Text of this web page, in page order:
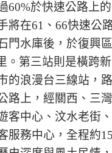
60%於快速公路上
將在61、66快速公
門水庫後，於復興
。第三站則是橫跨
的浪漫台三線站，
路上，經關西、三
客中心、汶水老街
服務中心，全程約